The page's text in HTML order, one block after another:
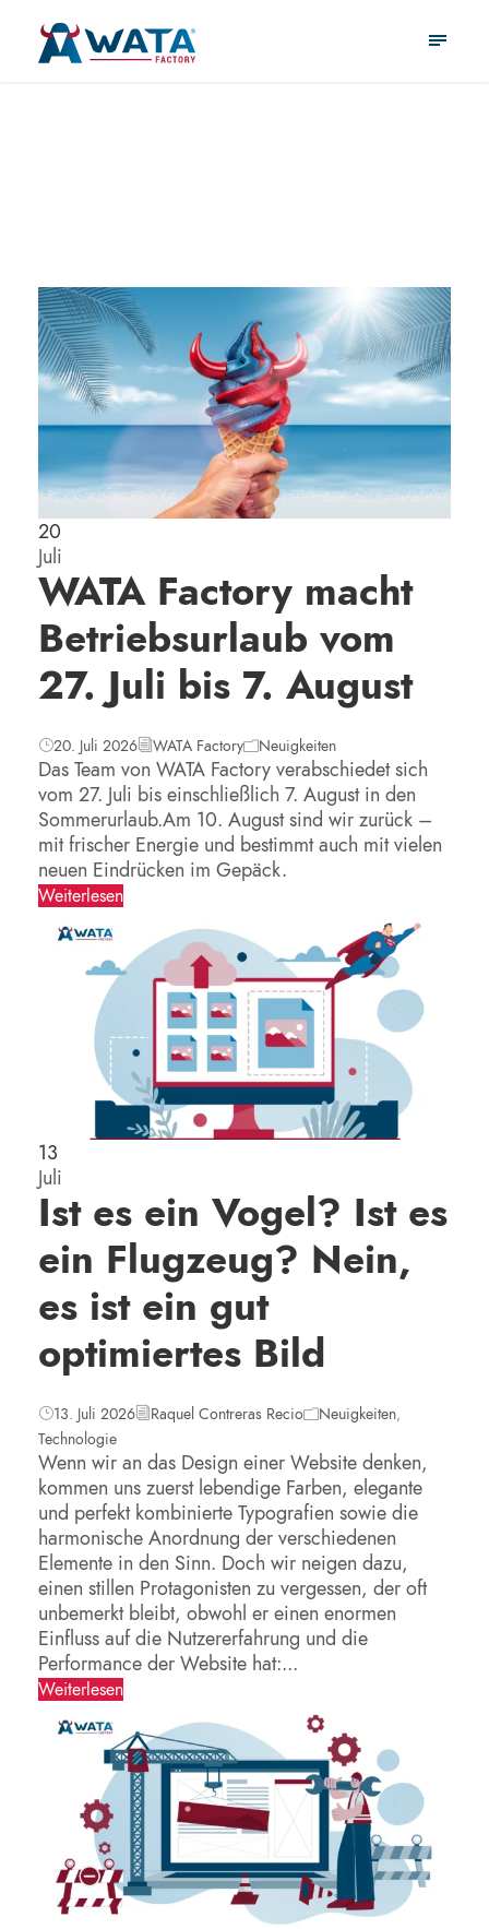
20
Juli
WATA Factory macht
Betriebsurlaub vom
27. Juli bis 7. August
20. Juli 2026 WATA Factory Neuigkeiten
Das Team von WATA Factory verabschiedet sich
vom 27. Juli bis einschließlich 7. August in den
Sommerurlaub.Am 10. August sind wir zurück –
mit frischer Energie und bestimmt auch mit vielen
neuen Eindrücken im Gepäck.
Weiterlesen
13
Juli
Ist es ein Vogel? Ist es
ein Flugzeug? Nein,
es ist ein gut
optimiertes Bild
13. Juli 2026 Raquel Contreras Recio Neuigkeiten,
Technologie
Wenn wir an das Design einer Website denken,
kommen uns zuerst lebendige Farben, elegante
und perfekt kombinierte Typografien sowie die
harmonische Anordnung der verschiedenen
Elemente in den Sinn. Doch wir neigen dazu,
einen stillen Protagonisten zu vergessen, der oft
unbemerkt bleibt, obwohl er einen enormen
Einfluss auf die Nutzererfahrung und die
Performance der Website hat:...
Weiterlesen